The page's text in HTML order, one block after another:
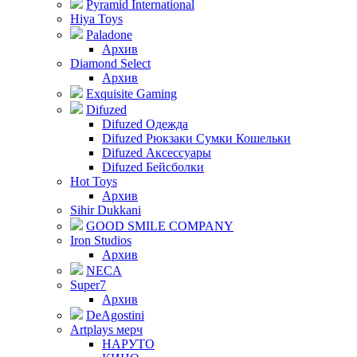
Pyramid International
Hiya Toys
Paladone
Архив
Diamond Select
Архив
Exquisite Gaming
Difuzed
Difuzed Одежда
Difuzed Рюкзаки Сумки Кошельки
Difuzed Аксессуары
Difuzed Бейсболки
Hot Toys
Архив
Sihir Dukkani
GOOD SMILE COMPANY
Iron Studios
Архив
NECA
Super7
Архив
DeAgostini
Artplays мерч
НАРУТО